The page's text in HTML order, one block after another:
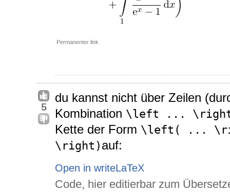
Permanenter link
5
du kannst nicht über Zeilen
Kombination \left ...
Kette der Form \left( ...
\right) auf:
Open in writeLaTeX
Code, hier editierbar zum